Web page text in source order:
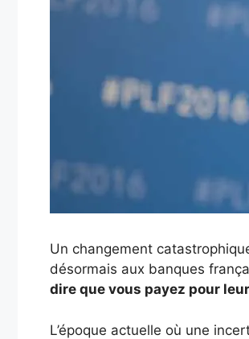
Un changement
désormais aux banques
dire que vous payez pour
L’époque actuelle où une